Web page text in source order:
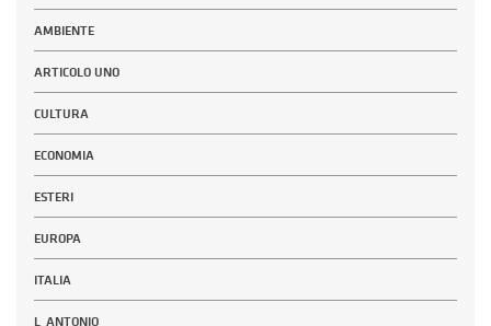
AMBIENTE
ARTICOLO UNO
CULTURA
ECONOMIA
ESTERI
EUROPA
ITALIA
L_ANTONIO